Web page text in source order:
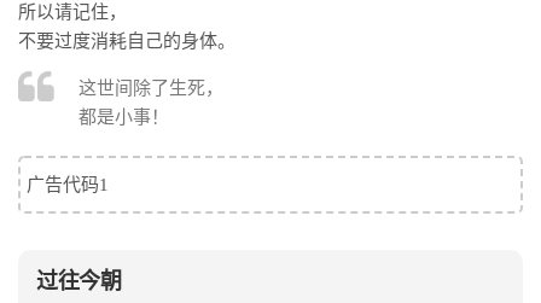
所以请记住，
不要过度消耗自己的身体。
这世间除了生死，
都是小事！
广告代码1
过往今朝